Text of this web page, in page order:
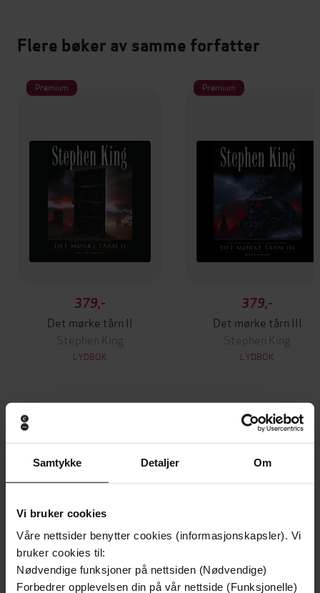
Samtykke Detaljer Om
Vi bruker cookies
Våre nettsider benytter cookies (informasjonskapsler). Vi
bruker cookies til:
Nødvendige funksjoner på nettsiden (Nødvendige)
Forbedrer opplevelsen din på vår nettside (Funksjonelle)
Flere bøker av samme forfatter
Premium
379,-
Det mørke tårn II
Stephen King
LYDBOK
Premium
379,-
Det mørke tårn III
Stephen King
LYDBOK
Andre har også kjøpt
Vinner av Rivertonprisen